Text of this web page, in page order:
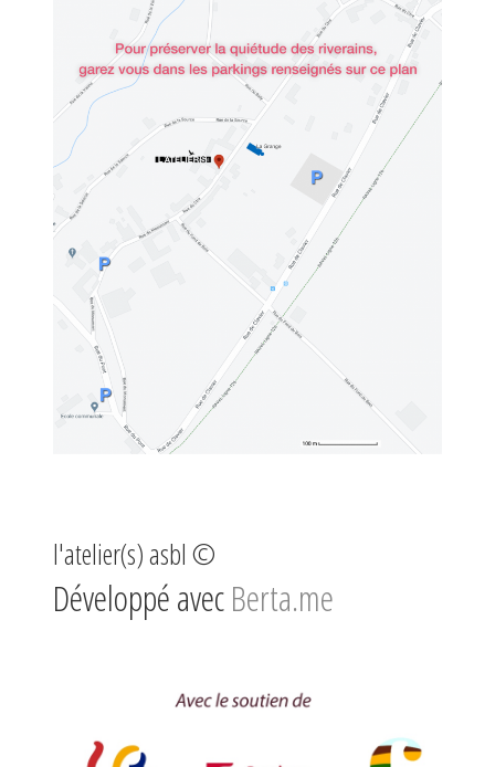
l'atelier(s) asbl ©
Développé avecBerta.me